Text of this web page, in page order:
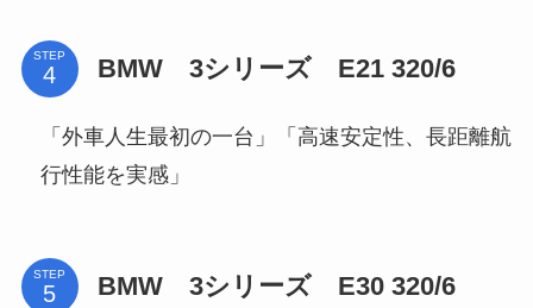
STEP BMW 3シリーズ E21 320/6
「外車人生最初の一台」「高速安定性、長距離航
行性能を実感」
STEP BMW 3シリーズ E30 320/6